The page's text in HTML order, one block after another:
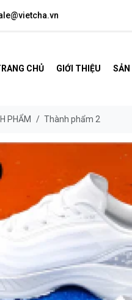
CHỦ GIỚI THIỆU
PHẨM / Thành phẩm 2